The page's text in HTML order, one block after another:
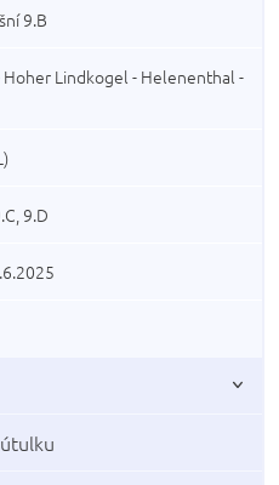
9.B
Hoher Lindkogel - Helenenthal -
9.D